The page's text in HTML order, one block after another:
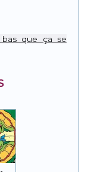
Linkque ça se